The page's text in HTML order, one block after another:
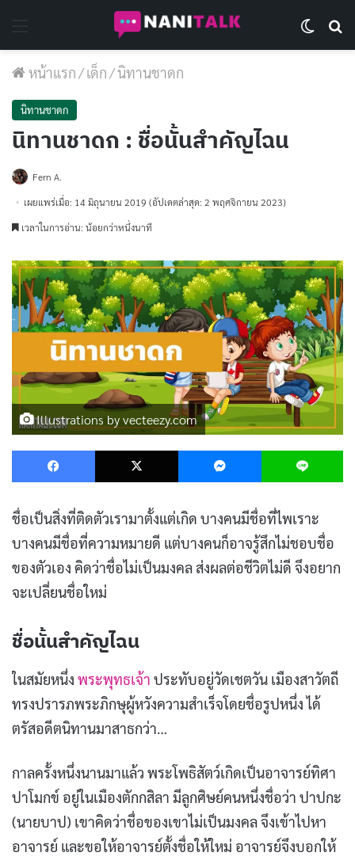
หน้าแรก/เด็ก/นิทานชาดก
นิทานชาดก
นิทานชาดก : ชื่อนั้นสำคัญไฉน
Fern A.
เผยแพร่เมื่อ: 14 มิถุนายน 2019 (อัปเดตล่าสุด: 2 พฤศจิกายน 2023)
เวลาในการอ่าน: น้อยกว่าหนึ่งนาที
Illustrations by vecteezy.com
Facebook X Messenger
ชื่อเป็นสิ่งที่ติดตัวเรามาตั้งแต่เกิด บางคนมีชื่อที่ไพเราะ
บางคนมีชื่อที่ความหมายดี แต่บางคนก็อาจรู้สึกไม่ชอบชื่อ
ของตัวเอง คิดว่าชื่อไม่เป็นมงคล ส่งผลต่อชีวิตไม่ดี จึงอยาก
จะเปลี่ยนชื่อใหม่
ชื่อนั้นสำคัญไฉน
ในสมัยหนึ่ง พระพุทธเจ้า ประทับอยู่วัดเชตวัน เมืองสาวัตถี
ทรงปรารภพระภิกษุผู้หวังความสำเร็จโดยชื่อรูปหนึ่ง ได้
ตรัสอดีตนิทานมาสาธกว่า…
กาลครั้งหนึ่งนานมาแล้ว พระโพธิสัตว์เกิดเป็นอาจารย์ทิศา
ปาโมกข์ อยู่ในเมืองตักกสิลา มีลูกศิษย์คนหนึ่งชื่อว่า ปาปกะ
(นายบาป) เขาคิดว่าชื่อของเขาไม่เป็นมงคล จึงเข้าไปหา
อาจารย์ และขอให้อาจารย์ตั้งชื่อให้ใหม่ อาจารย์จึงบอกให้